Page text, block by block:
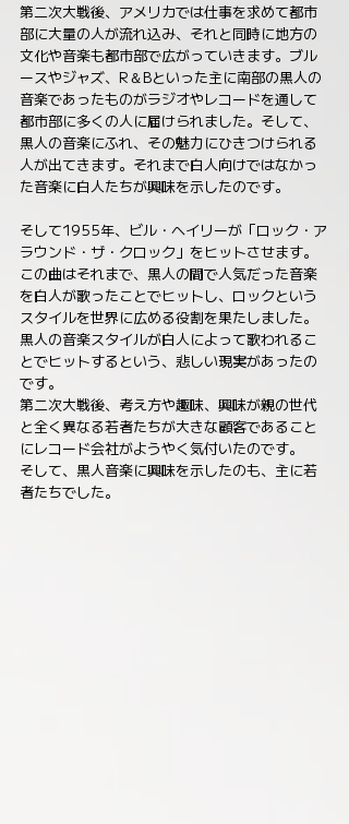
第二次大戦後、アメリカでは仕事を求めて都市
部に大量の人が流れ込み、それと同時に地方の
文化や音楽も都市部で広がっていきます。ブル
ースやジャズ、R＆Bといった主に南部の黒人の
音楽であったものがラジオやレコードを通して
都市部に多くの人に届けられました。そして、
黒人の音楽にふれ、その魅力にひきつけられる
人が出てきます。それまで白人向けではなかっ
た音楽に白人たちが興味を示したのです。
そして1955年、ビル・ヘイリーが「ロック・ア
ラウンド・ザ・クロック」をヒットさせます。
この曲はそれまで、黒人の間で人気だった音楽
を白人が歌ったことでヒットし、ロックという
スタイルを世界に広める役割を果たしました。
黒人の音楽スタイルが白人によって歌われるこ
とでヒットするという、悲しい現実があったの
です。
第二次大戦後、考え方や趣味、興味が親の世代
と全く異なる若者たちが大きな顧客であること
にレコード会社がようやく気付いたのです。
そして、黒人音楽に興味を示したのも、主に若
者たちでした。